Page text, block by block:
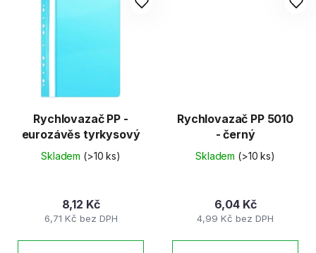
Rychlovazač PP -
eurozávěs tyrkysový
Skladem (>10 ks)
6,71 Kč bez DPH
8,12 Kč
Rychlovazač PP 5010
- černý
Skladem (>10 ks)
4,99 Kč bez DPH
6,04 Kč